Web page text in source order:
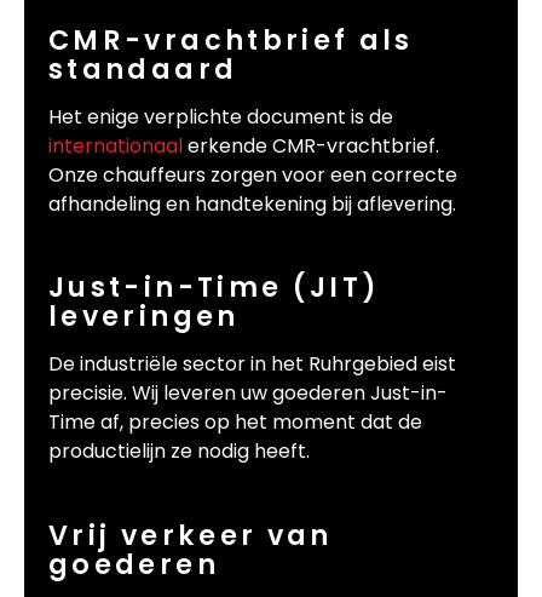
CMR-vrachtbrief als
standaard
Het enige verplichte document is de
internationaalerkende CMR-vrachtbrief.
Onze chauffeurs zorgen voor een correcte
afhandeling en handtekening bij aflevering.
Just-in-Time (JIT)
leveringen
De industriële sector in het Ruhrgebied eist
precisie. Wij leveren uw goederen Just-in-
Time af, precies op het moment dat de
productielijn ze nodig heeft.
Vrij verkeer van
goederen